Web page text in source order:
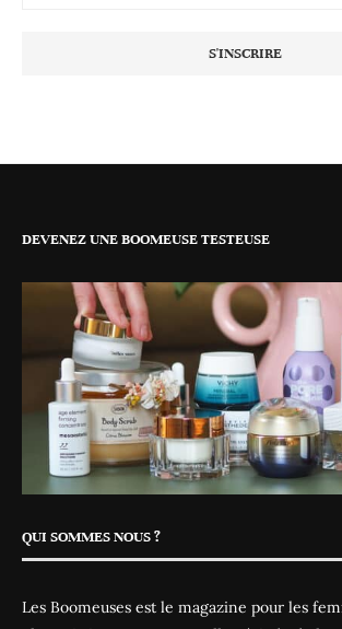
DEVENEZ UNE BOOMEUSE TESTEUSE
QUI SOMMES NOUS ?
Les Boomeuses est le magazine pour les